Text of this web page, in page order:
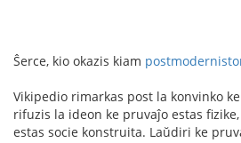
Ŝerce, kio okazis kiam
Vikipedio rimarkas post la konvinko
rifuzis la ideon ke pruvaĵo estas
estas socie konstruita. Laŭdiri ke